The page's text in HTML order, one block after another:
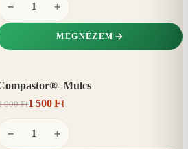
− +
MEGNÉZEM
000 Ft1 500 Ft
− +